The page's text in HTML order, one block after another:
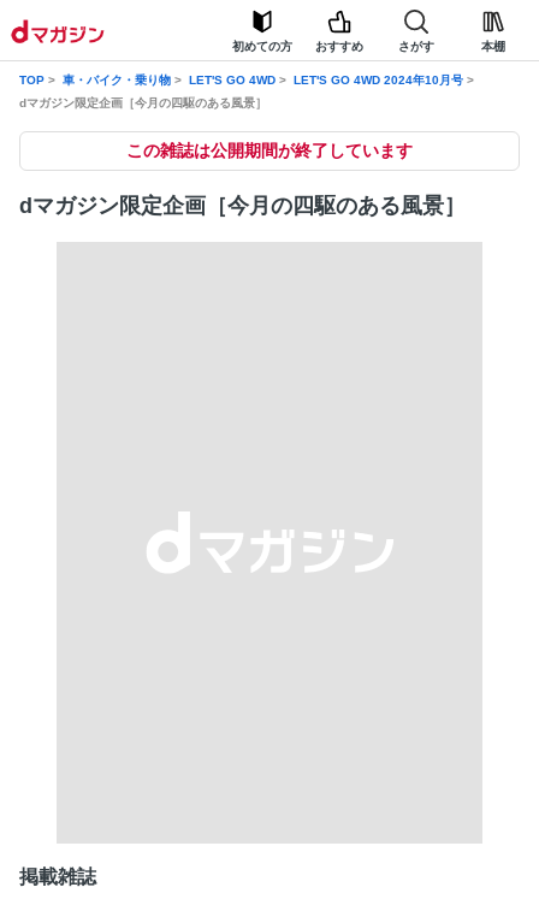
初めての方 おすすめ さがす 本棚
TOP 車・バイク・乗り物 LET'S GO 4WD
LET'S GO 4WD 2024年10月号
dマガジン限定企画［今月の四駆のある風景］
この雑誌は公開期間が終了しています
dマガジン限定企画［今月の四駆のある風景］
掲載雑誌